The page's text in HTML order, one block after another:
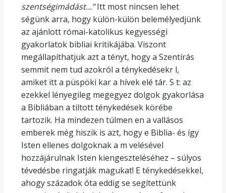
szentségimádást…”Itt most nincsen lehet
ségünk arra, hogy külön-külön belemélyedjünk
az ajánlott római-katolikus kegyességi
gyakorlatok bibliai kritikájába. Viszont
megállapíthatjuk azt a tényt, hogy a Szentírás
semmit nem tud azokról a ténykedésekr l,
amiket itt a püspöki kar a hívek elé tár. S t: az
ezekkel lényegileg megegyez dolgok gyakorlása
a Bibliában a tiltott ténykedések körébe
tartozik. Ha mindezen túlmen en a vallásos
emberek még hiszik is azt, hogy e Biblia- és így
Isten ellenes dolgoknak a m velésével
hozzájárulnak Isten kiengeszteléséhez – súlyos
tévedésbe ringatják magukat! E ténykedésekkel,
ahogy századok óta eddig se segítettünk